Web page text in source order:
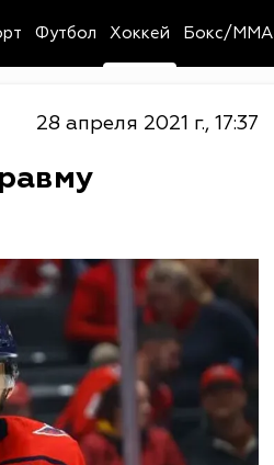
Футбол Хоккей Бокс/MMA
28 апреля 2021 г., 17:37